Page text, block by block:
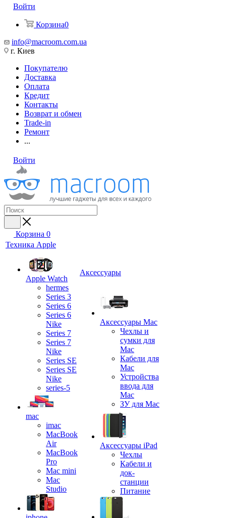
Войти
Корзина0
info@macroom.com.ua
г. Киев
Покупателю
Доставка
Оплата
Кредит
Контакты
Возврат и обмен
Trade-in
Ремонт
...
Войти
Корзина 0
Техника Apple
Apple Watch
hermes
Series 3
Series 6
Series 6
Nike
Series 7
Series 7
Nike
Series SE
Series SE
Nike
series-5
mac
imac
MacBook
Air
MacBook
Pro
Mac mini
Mac
Studio
Аксессуары
Аксессуары Mac
Чехлы и
сумки для
Mac
Кабели для
Mac
Устройства
ввода для
Mac
ЗУ для Mac
Аксессуары iPad
Чехлы
Кабели и
док-
станции
Питание